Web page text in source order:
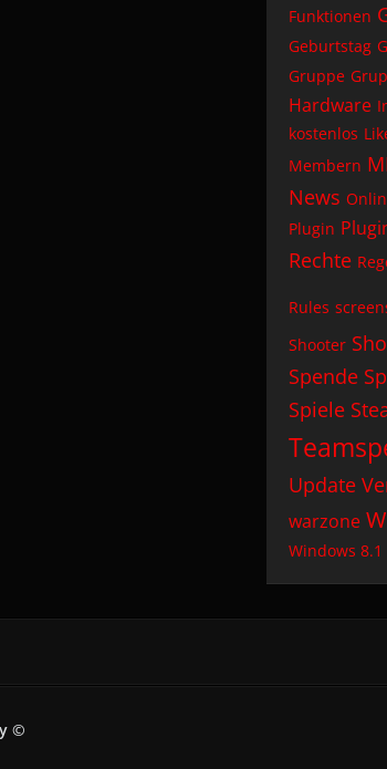
Funktionen
Geburtstag
Gruppe
Hardware
kostenlos
Membern
News
Plugin
Rechte
Rules
Shooter
Spende
Spiele
Update
warzone
Windows 8.1
©